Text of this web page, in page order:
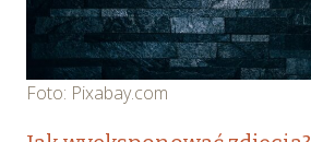
Foto: Pixabay.com